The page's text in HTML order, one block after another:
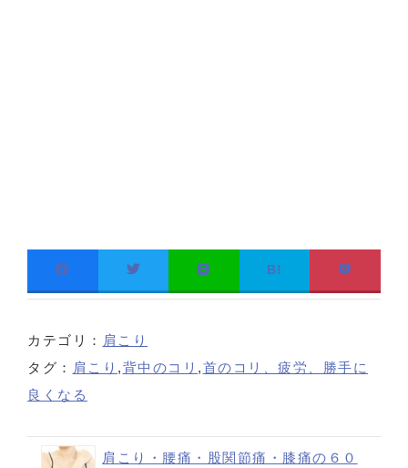
B!
カテゴリ： 肩こり
タグ： 肩こり ,背中のコリ ,首のコリ、疲労、勝手に
良くなる
肩こり・腰痛・股関節痛・膝痛の６０